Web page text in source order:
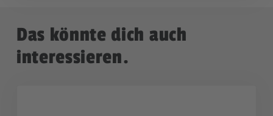
Das könnte dich auch
interessieren.